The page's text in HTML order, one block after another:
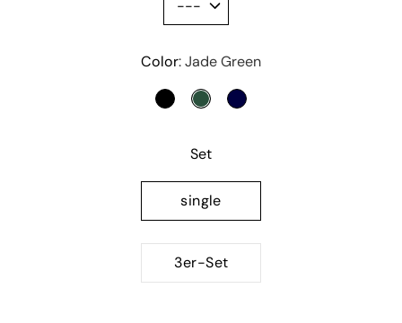
Color Jade Green
SCHWARZJADE GREENNIGHT BLUE
Set
single
3er-Set
Variante